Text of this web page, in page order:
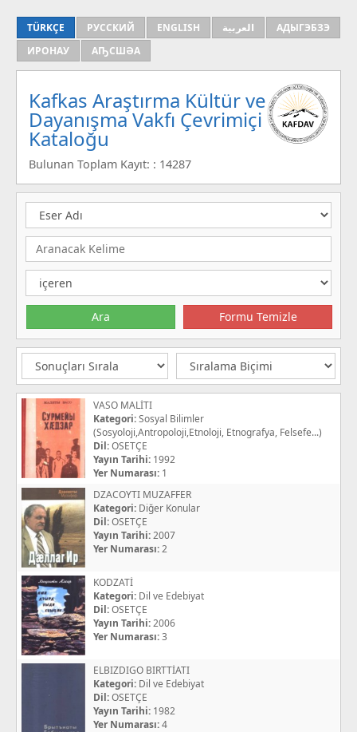
TÜRKÇE РУССКИЙ ENGLISH العربية
АДЫГЭБЗЭ
ИРОНАУ
АҦСШӘА
Kafkas Araştırma Kültür ve
Dayanışma Vakfı Çevrimiçi
Kataloğu
Bulunan Toplam Kayıt: : 14287
VASO MALİTI
Kategori:Sosyal Bilimler
(Sosyoloji,Antropoloji,Etnoloji, Etnografya, Felsefe...)
Dil:OSETÇE
Yayın Tarihi: 1992
Yer Numarası: 1
DZACOYTI MUZAFFER
Kategori: Diğer Konular
Dil:OSETÇE
Yayın Tarihi:2007
Yer Numarası:2
KODZATİ
Kategori: Dil ve Edebiyat
Dil:OSETÇE
Yayın Tarihi:2006
Yer Numarası:3
ELBIZDIGO BIRTTİATI
Kategori: Dil ve Edebiyat
Dil:OSETÇE
Yayın Tarihi: 1982
Yer Numarası:4